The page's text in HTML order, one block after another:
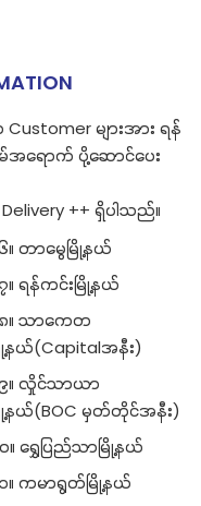
များအား ရန်
အရောက် ပို့ဆောင်ပေး
++ ရှိပါသည်။
။ တာမွေမြို့နယ်
။ ရန်ကင်းမြို့နယ်
။ သာကေတ
နယ်(Capitalအနီး)
။ လှိုင်သာယာ
နယ်(BOC မှတ်တိုင်အနီး)
။ ရွှေပြည်သာမြို့နယ်
။ ကမာရွတ်မြို့နယ်